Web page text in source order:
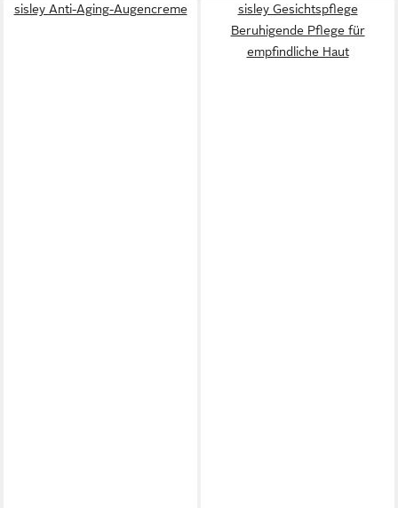
sisley Anti-Aging-Augencreme
sisley Gesichtspflege
Beruhigende Pflege für
empfindliche Haut